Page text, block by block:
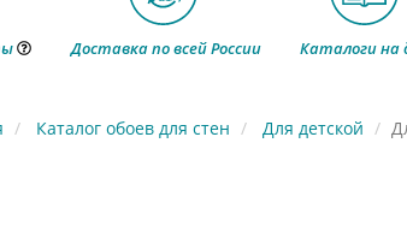
Доставка по всей России Каталоги на
Каталог обоев для стен Для детской